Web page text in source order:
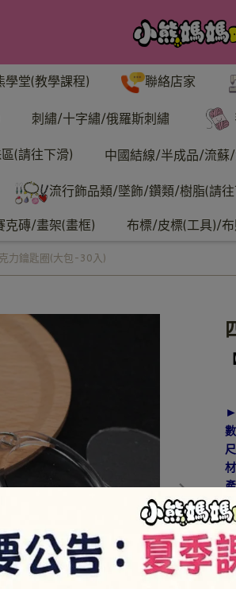
學堂(教學課程) 聯絡店家
刺繡/十字繡/俄羅斯刺繡
(請往下滑) 中國結線/半成品/流蘇
流行飾品類/墜飾/鑽類/樹脂(請往
磚/畫架(畫框) 布標/皮標(工具)/
力鑰匙圈(大包-30入)